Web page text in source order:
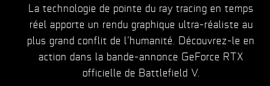
La technologie de pointe du ray tracing en temps
réel apporte un rendu graphique ultra-réaliste au
plus grand conflit de l’humanité. Découvrez-le en
action dans la bande-annonce GeForce RTX
officielle de Battlefield V.